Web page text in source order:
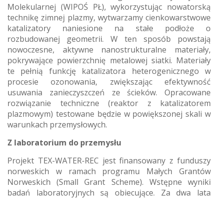
Molekularnej (WIPOŚ PŁ), wykorzystując nowatorską
technikę zimnej plazmy, wytwarzamy cienkowarstwowe
katalizatory naniesione na stałe podłoże o
rozbudowanej geometrii. W ten sposób powstają
nowoczesne, aktywne nanostrukturalne materiały,
pokrywające powierzchnię metalowej siatki. Materiały
te pełnią funkcję katalizatora heterogenicznego w
procesie ozonowania, zwiększając efektywność
usuwania zanieczyszczeń ze ścieków. Opracowane
rozwiązanie techniczne (reaktor z katalizatorem
plazmowym) testowane będzie w powiększonej skali w
warunkach przemysłowych.
Z laboratorium do przemysłu
Projekt TEX-WATER-REC jest finansowany z funduszy
norweskich w ramach programu Małych Grantów
Norweskich (Small Grant Scheme). Wstępne wyniki
badań laboratoryjnych są obiecujące. Za dwa lata